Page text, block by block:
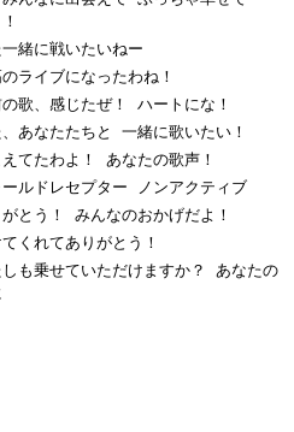
一緒に戦いたいねー
ライブになったわね！
の歌、感じたぜ！ ハートにな！
、あなたたちと 一緒に歌いたい！
てたわよ！ あなたの歌声！
ールドレセプター ノンアクティブ
がとう！ みんなのおかげだよ！
くれてありがとう！
しも乗せていただけますか？ あなたの